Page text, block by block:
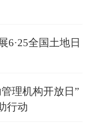
6·25全国土地日
理机构开放日”
行动